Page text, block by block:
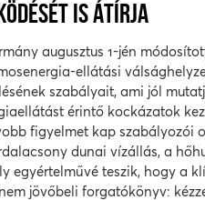
IS ÁTÍRJA
augusztus 1-jén
ellátási
szabályait, ami jól
érintő kockázatok
figyelmet kap szabályozói
dunai vízállás, a
egyértelművé teszik, hogy a
jövőbeli forgatókönyv: